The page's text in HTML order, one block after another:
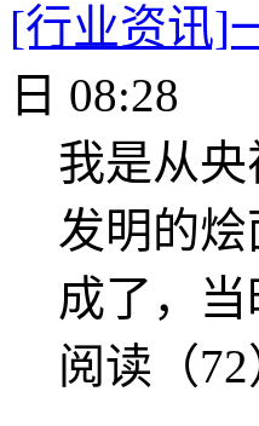
[行业资讯]
日 08:28
我是从央
发明的
成了，
阅读（72